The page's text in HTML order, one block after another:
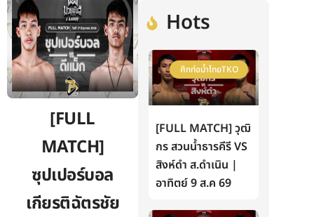
[FULL
MATCH]
ซุปเปอร์บอล
เกียรติฉัตรชัย
Hots
ศึกท่อน้ำไทยTKO
[FULL MATCH] วุฒิ
กร สวนน้ำธารคีรี VS
สิงห์ดำ ส.ดำเนิน |
อาทิตย์ 9 ส.ค 69